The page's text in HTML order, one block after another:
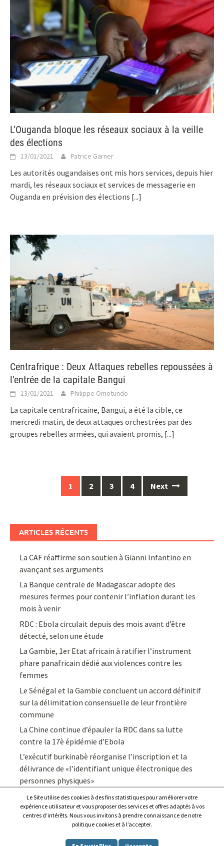
L’Ouganda bloque les réseaux sociaux à la veille
des élections
13/01/2021 Patrice Garner
Les autorités ougandaises ont mis hors services, depuis hier
mardi, les réseaux sociaux et services de messagerie en
Ouganda en prévision des élections [...]
Centrafrique : Deux Attaques rebelles repoussées à
l’entrée de la capitale Bangui
13/01/2021 Philippe Omotundo
La capitale centrafricaine, Bangui, a été la cible, ce
mercredi matin, de deux attaques orchestrées par des
groupes rebelles armées, qui avaient promis, [...]
1 2 3 4 Next
ARTICLES RÉCENTS
La CAF réaffirme son soutien à Gianni Infantino en
avançant ses arguments
La Banque centrale de Madagascar adopte des
mesures fermes pour contenir l’inflation durant les
mois à venir
RDC : Ebola circulait depuis des mois avant d’être
détecté, selon une étude
La Gambie, 1er Etat africain à ratifier l’instrument
phare panafricain dédié aux violences contre les
femmes
Le Sénégal et la Gambie concluent un accord définitif
sur la délimitation consensuelle de leur frontière
commune
La Chine continue d’épauler la RDC dans sa lutte
contre la 17è épidémie d’Ebola
L’exécutif burkinabè réorganise l’inscription et la
délivrance de «l’identifiant unique électronique des
personnes physiques»
Afrique7, l’info du continent en continu
Le Site utilise des cookies à des fins statistiques pour améliorer votre
expérience utilisateur et vous proposer des services et offres adaptés à vos
centres d’intérêts. Nous vous invitons à prendre connaissance de notre
politique cookies et à l’accepter.